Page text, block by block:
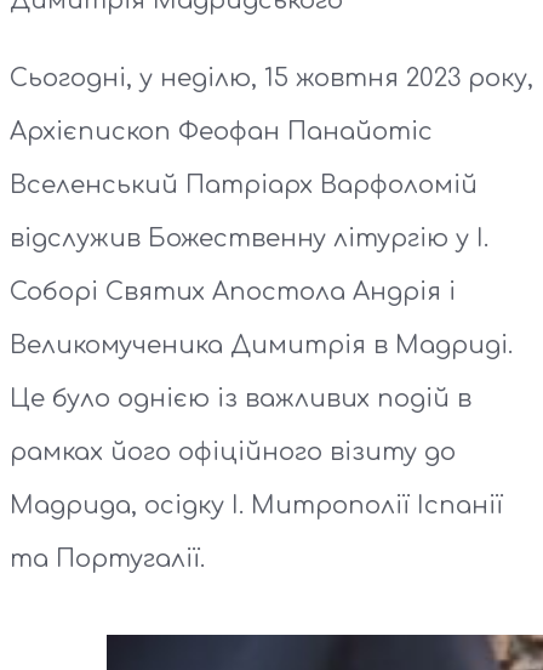
Сьогодні, у неділю, 15 жовтня 2023 року,
Архієпископ Феофан Панайотіс
Вселенський Патріарх Варфоломій
відслужив Божественну літургію у І.
Соборі Святих Апостола Андрія і
Великомученика Димитрія в Мадриді.
Це було однією із важливих подій в
рамках його офіційного візиту до
Мадрида, осідку I. Митрополії Іспанії
та Португалії.